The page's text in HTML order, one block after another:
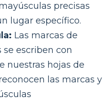
precisas
lugar específico.
Las marcas de
escriben con
nuestras hojas de
las marcas y